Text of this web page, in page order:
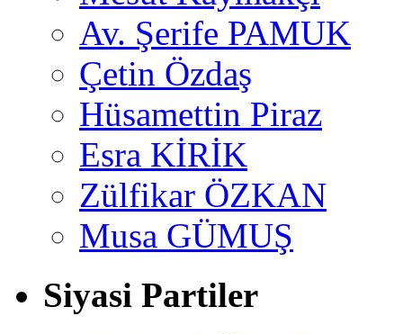
Av. Şerife PAMUK
Çetin Özdaş
Hüsamettin Piraz
Esra KİRİK
Zülfikar ÖZKAN
Musa GÜMUŞ
Siyasi Partiler